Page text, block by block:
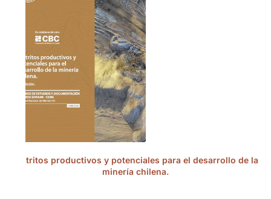
Distritos productivos y potenciales para el desarrollo de la
minería chilena.